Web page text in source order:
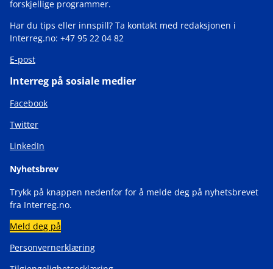
forskjellige programmer.
Har du tips eller innspill? Ta kontakt med redaksjonen i
Interreg.no: +47 95 22 04 82
E-post
Interreg på sosiale medier
Facebook
Twitter
LinkedIn
Nyhetsbrev
Trykk på knappen nedenfor for å melde deg på nyhetsbrevet
fra Interreg.no.
Meld deg på
Personvernerklæring